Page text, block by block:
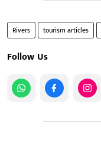
Rivers tourism articles
Follow Us